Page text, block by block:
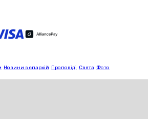
Новини з єпархій Проповіді Свята Фото